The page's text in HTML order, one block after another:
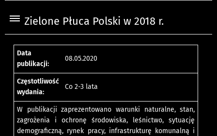
Zielone Płuca Polski w 2018 r.
Data
publikacji:
08.05.2020
Częstotliwość
wydania:
Co 2-3 lata
W publikacji zaprezentowano warunki naturalne, stan,
zagrożenia i ochronę środowiska, leśnictwo, sytuację
demograficzną, rynek pracy, infrastrukturę komunalną i